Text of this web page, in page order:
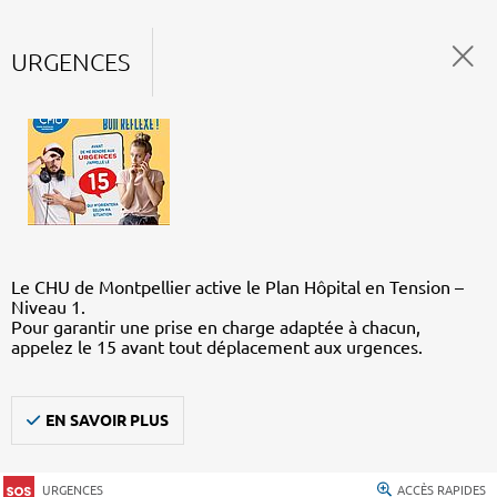
URGENCES
Le CHU de Montpellier active le Plan Hôpital en Tension –
Niveau 1.
Pour garantir une prise en charge adaptée à chacun,
appelez le 15 avant tout déplacement aux urgences.
EN SAVOIR PLUS
URGENCES ACCÈS RAPIDES